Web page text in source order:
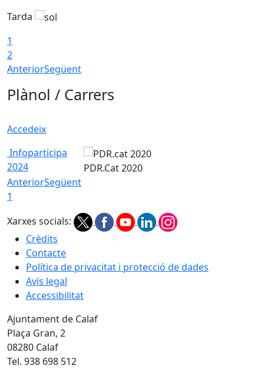
Tarda
1
2
AnteriorSegüent
Plànol / Carrers
Accedeix
Infoparticipa
2024
PDR.Cat 2020
AnteriorSegüent
1
Xarxes socials:
Crèdits
Contacte
Política de privacitat i protecció de dades
Avís legal
Accessibilitat
Ajuntament de Calaf
Plaça Gran, 2
08280 Calaf
Tel. 938 698 512